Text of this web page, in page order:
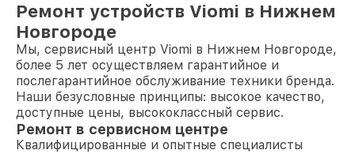
Ремонт устройств Viomi в Нижнем
Новгороде
Мы, сервисный центр Viomi в Нижнем Новгороде,
более 5 лет осуществляем гарантийное и
послегарантийное обслуживание техники бренда.
Наши безусловные принципы: высокое качество,
доступные цены, высококлассный сервис.
Ремонт в сервисном центре
Квалифицированные и опытные специалисты